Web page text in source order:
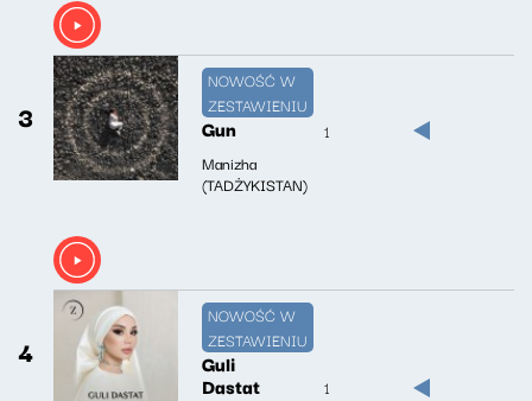
3
NOWOŚĆ W
ZESTAWIENIU
Gun
Manizha
(TADŻYKISTAN)
1
4
NOWOŚĆ W
ZESTAWIENIU
Guli
Dastat 1